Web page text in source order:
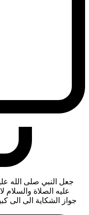
جعل النبي صلى الله
عليه الصلاة والسلام
جواز الشكاية الى الى